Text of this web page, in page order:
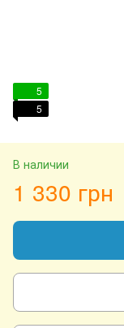
5
5
В наличии
1 330 грн